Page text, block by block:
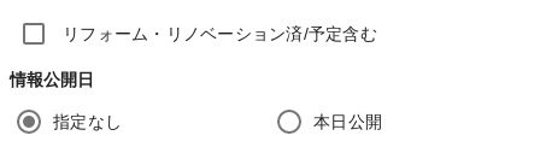
リフォーム・リノベーション済/予定含む
情報公開日
指定なし 本日公開